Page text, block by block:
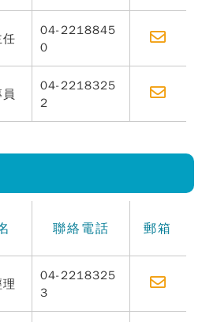
任
04-2218845
0
04-2218325
2
聯絡電話 郵箱
04-2218325
3